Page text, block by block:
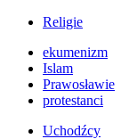
Religie
ekumenizm
Islam
Prawosławie
protestanci
Uchodźcy